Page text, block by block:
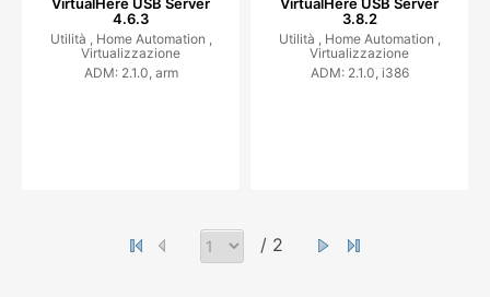
4.6.3
Utilità , Home Automation ,
Virtualizzazione
ADM: 2.1.0, arm
3.8.2
Utilità , Home Automation ,
Virtualizzazione
ADM: 2.1.0, i386
/ 2